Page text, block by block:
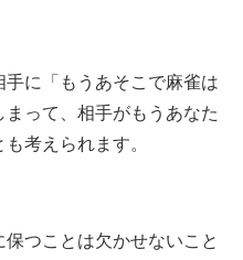
に「もうあそこで麻雀は
って、相手がもうあなた
考えられます。
つことは欠かせないこと